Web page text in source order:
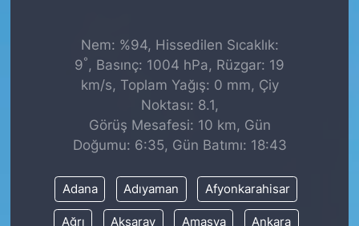
Nem: %94, Hissedilen Sıcaklık:
9°, Basınç: 1004 hPa, Rüzgar: 19
km/s, Toplam Yağış: 0 mm, Çiy
Noktası: 8.1,
Görüş Mesafesi: 10 km, Gün
Doğumu: 6:35, Gün Batımı: 18:43
Adana Adıyaman Afyonkarahisar
Ağrı Aksaray Amasya Ankara